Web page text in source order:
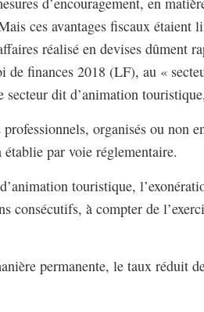
ces avantages fiscaux étaient
réalisé en devises dûment
de finances 2018 (LF), au «
dit d’animation
organisés ou non
par voie réglementaire.
touristique,
consécutifs, à compter de
permanente, le taux réduit